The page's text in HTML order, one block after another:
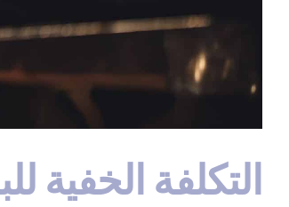
التكلفة الخفية